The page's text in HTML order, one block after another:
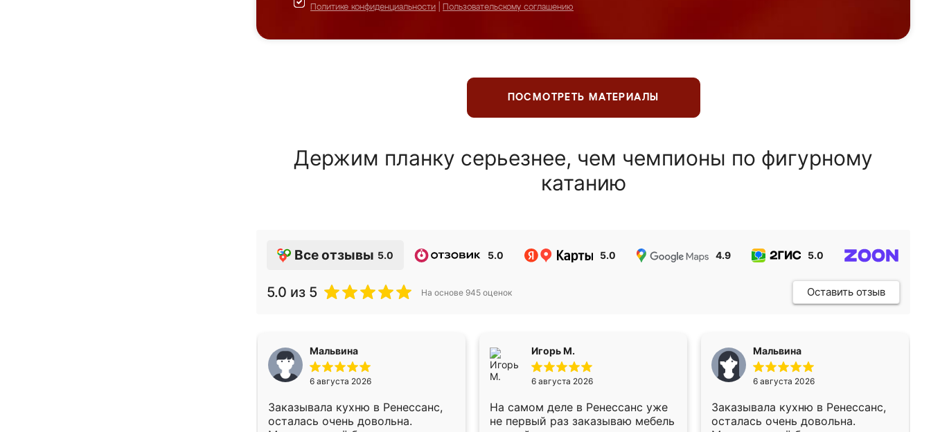
Политике конфиденциальности
Пользовательскому соглашению
ПОСМОТРЕТЬ МАТЕРИАЛЫ
Держим планку серьезнее, чем чемпионы по фигурному
катанию
Все отзывы 5.0 5.0 5.0 4.9 5.0
5.0 из 5 На основе 945 оценок Оставить отзыв
Мальвина
6 августа 2026
Заказывала кухню в Ренессанс,
осталась очень довольна.
Игорь М.
6 августа 2026
На самом деле в Ренессанс уже
не первый раз заказываю мебель
Мальвина
6 августа 2026
Заказывала кухню в Ренессанс,
осталась очень довольна.